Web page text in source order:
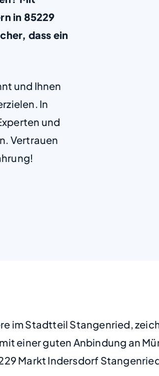
in 85229
dass ein
und Ihnen
In
und
Vertrauen
im Stadtteil Stangenried,
einer guten Anbindung an
Markt Indersdorf